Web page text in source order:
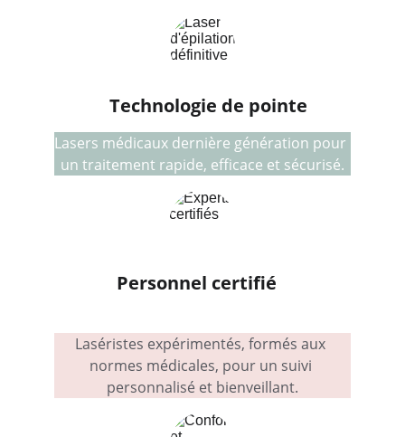
Technologie de pointe
Lasers médicaux dernière génération pour
un traitement rapide, efficace et sécurisé.
Personnel certifié
Laséristes expérimentés, formés aux
normes médicales, pour un suivi
personnalisé et bienveillant.